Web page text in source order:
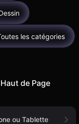
les catégories
Haut de Page
ou Tablette